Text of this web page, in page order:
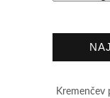
Kremenčev